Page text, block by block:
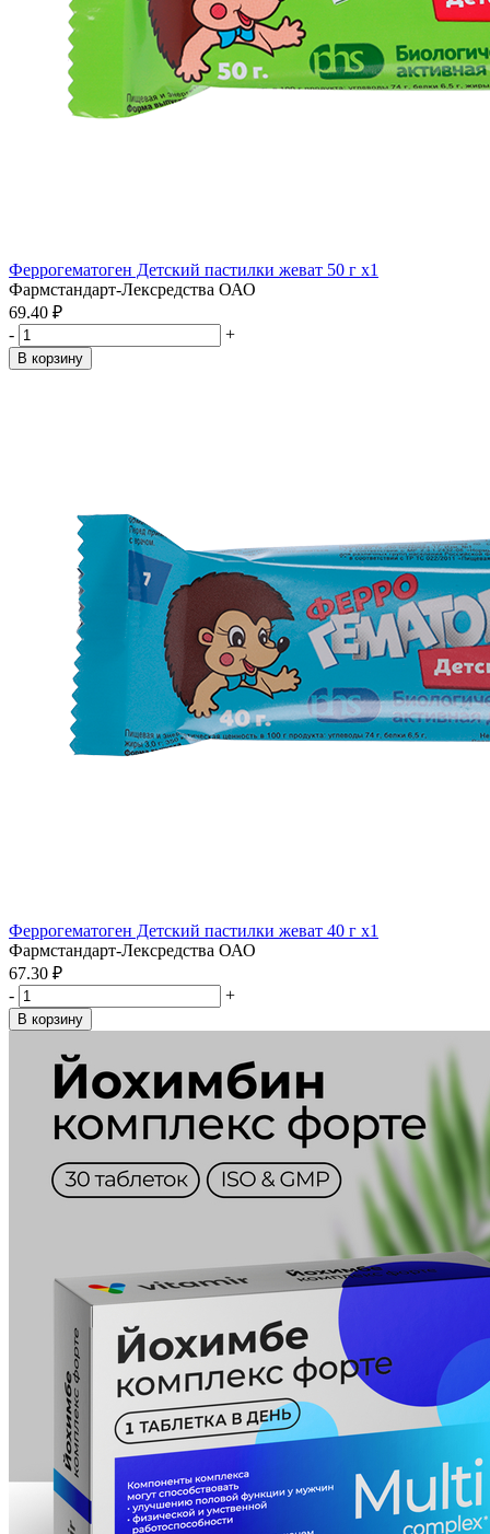
Феррогематоген Детский пастилки жеват 50 г x1
Фармстандарт-Лексредства ОАО
69.40 ₽
-
+
В корзину
Феррогематоген Детский пастилки жеват 40 г x1
Фармстандарт-Лексредства ОАО
67.30 ₽
-
+
В корзину